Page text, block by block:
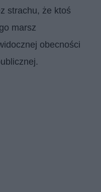
strachu, że ktoś
marsz
obecności